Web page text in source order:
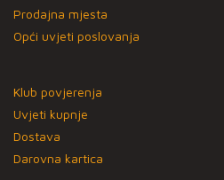
Prodajna mjesta
Opći uvjeti poslovanja
Klub povjerenja
Uvjeti kupnje
Dostava
Darovna kartica